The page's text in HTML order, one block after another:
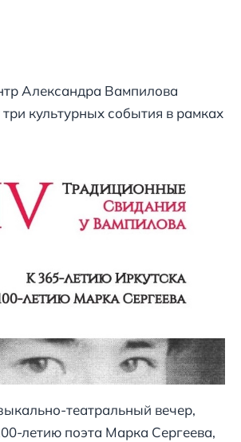
Александра Вампилова
три культурных события в рамках
театральный вечер,
летию поэта Марка Сергеева,